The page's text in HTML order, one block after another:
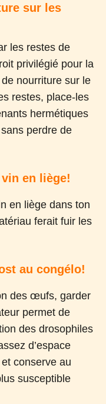
sur les
les restes de
privilégié pour la
nourriture sur le
restes, place-les
hermétiques
perdre de
en liège!
en liège dans ton
ferait fuir les
au congélo!
des œufs, garder
permet de
des drosophiles
d’espace
conserve au
susceptible